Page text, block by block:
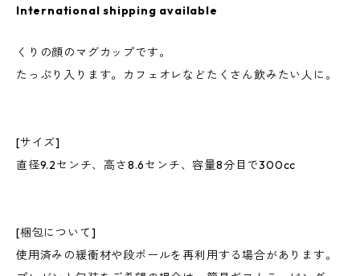
International shipping available
くりの顔のマグカップです。
たっぷり入ります。カフェオレなどたくさん飲みたい人に。
[サイズ]
直径9.2センチ、高さ8.6センチ、容量8分目で300cc
[梱包について]
使用済みの緩衝材や段ボールを再利用する場合があります。